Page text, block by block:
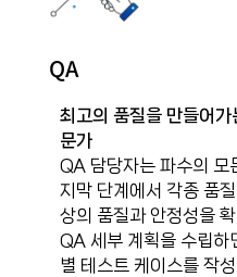
QA
최고의 품질을 만들어
문가​
QA 담당자는 파수의 모
지막 단계에서 각종 품
상의 품질과 안정성을
QA 세부 계획을 수립하
별 테스트 케이스를 작